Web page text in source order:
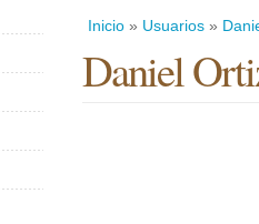
Inicio » Usuarios »
Daniel